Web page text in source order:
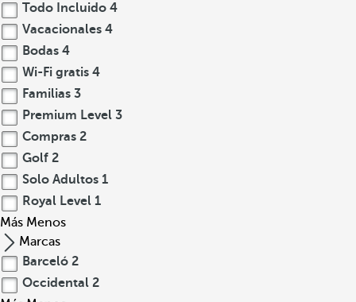
Todo Incluido 4
Vacacionales 4
Bodas 4
Wi-Fi gratis 4
Familias 3
Premium Level 3
Compras 2
Golf 2
Solo Adultos 1
Royal Level 1
Más Menos
Marcas
Barceló 2
Occidental 2